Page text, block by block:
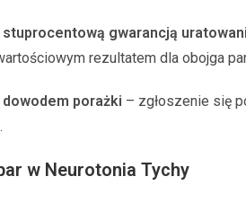
stuprocentową gwarancją
rezultatem dla obojga
porażki – zgłoszenie się
w Neurotonia Tychy